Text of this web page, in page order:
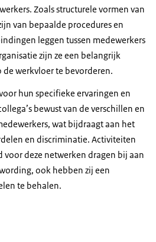
Zoals structurele vormen van
van bepaalde procedures en
leggen tussen medewerkers
zijn ze een belangrijk
werkvloer te bevorderen.
hun specifieke ervaringen en
bewust van de verschillen en
wat bijdraagt aan het
en discriminatie. Activiteiten
voor deze netwerken dragen bij aan
ook hebben zij een
te behalen.